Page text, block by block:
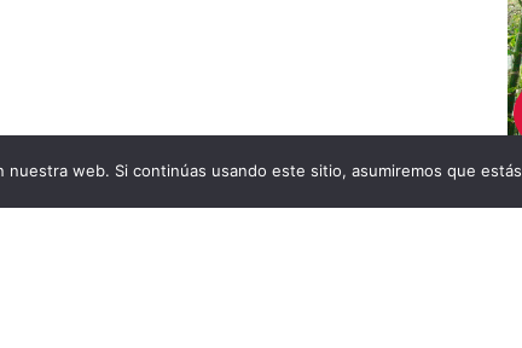
web. Si continúas usando este sitio, asumiremos que